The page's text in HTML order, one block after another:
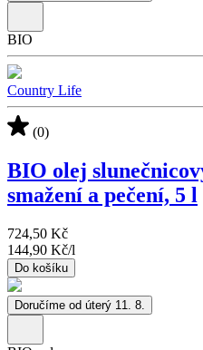
BIO
Country Life
(0)
BIO olej
smažení a pečení, 5 l
724,50 Kč
144,90 Kč/l
Do košíku
Doručíme od úterý 11. 8.